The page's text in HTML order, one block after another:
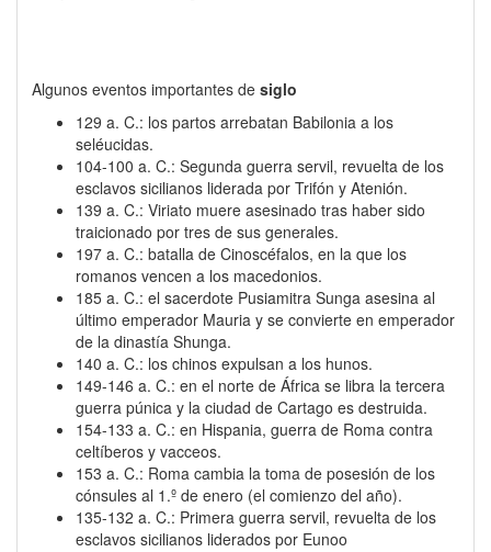
Algunos eventos importantes de siglo
129 a. C.: los partos arrebatan Babilonia a los
seléucidas.
104-100 a. C.: Segunda guerra servil, revuelta de los
esclavos sicilianos liderada por Trifón y Atenión.
139 a. C.: Viriato muere asesinado tras haber sido
traicionado por tres de sus generales.
197 a. C.: batalla de Cinoscéfalos, en la que los
romanos vencen a los macedonios.
185 a. C.: el sacerdote Pusiamitra Sunga asesina al
último emperador Mauria y se convierte en emperador
de la dinastía Shunga.
140 a. C.: los chinos expulsan a los hunos.
149-146 a. C.: en el norte de África se libra la tercera
guerra púnica y la ciudad de Cartago es destruida.
154-133 a. C.: en Hispania, guerra de Roma contra
celtíberos y vacceos.
153 a. C.: Roma cambia la toma de posesión de los
cónsules al 1.º de enero (el comienzo del año).
135-132 a. C.: Primera guerra servil, revuelta de los
esclavos sicilianos liderados por Eunoo